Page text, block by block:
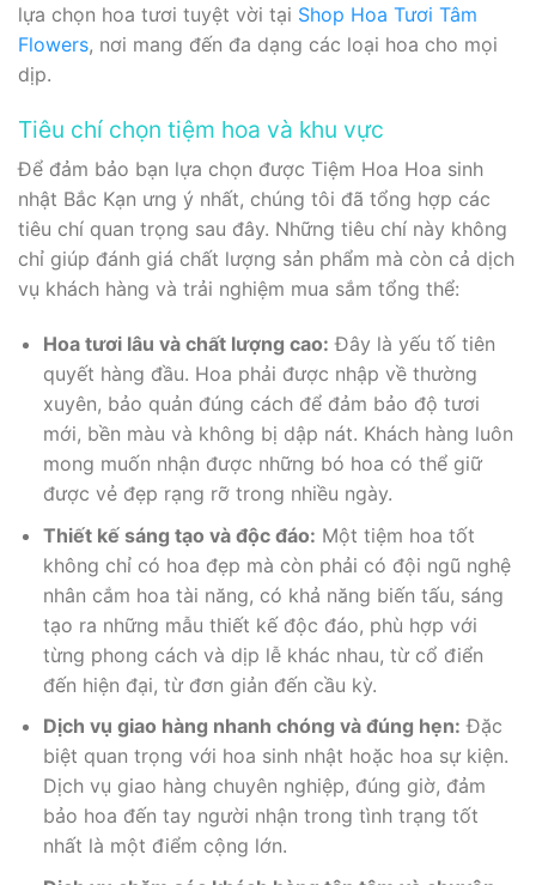
lựa chọn hoa tươi tuyệt vời tại Shop Hoa Tươi Tâm
Flowers, nơi mang đến đa dạng các loại hoa cho mọi
dịp.
Tiêu chí chọn tiệm hoa và khu vực
Để đảm bảo bạn lựa chọn được Tiệm Hoa Hoa sinh
nhật Bắc Kạn ưng ý nhất, chúng tôi đã tổng hợp các
tiêu chí quan trọng sau đây. Những tiêu chí này không
chỉ giúp đánh giá chất lượng sản phẩm mà còn cả dịch
vụ khách hàng và trải nghiệm mua sắm tổng thể:
Hoa tươi lâu và chất lượng cao: Đây là yếu tố tiên
quyết hàng đầu. Hoa phải được nhập về thường
xuyên, bảo quản đúng cách để đảm bảo độ tươi
mới, bền màu và không bị dập nát. Khách hàng luôn
mong muốn nhận được những bó hoa có thể giữ
được vẻ đẹp rạng rỡ trong nhiều ngày.
Thiết kế sáng tạo và độc đáo: Một tiệm hoa tốt
không chỉ có hoa đẹp mà còn phải có đội ngũ nghệ
nhân cắm hoa tài năng, có khả năng biến tấu, sáng
tạo ra những mẫu thiết kế độc đáo, phù hợp với
từng phong cách và dịp lễ khác nhau, từ cổ điển
đến hiện đại, từ đơn giản đến cầu kỳ.
Dịch vụ giao hàng nhanh chóng và đúng hẹn: Đặc
biệt quan trọng với hoa sinh nhật hoặc hoa sự kiện.
Dịch vụ giao hàng chuyên nghiệp, đúng giờ, đảm
bảo hoa đến tay người nhận trong tình trạng tốt
nhất là một điểm cộng lớn.